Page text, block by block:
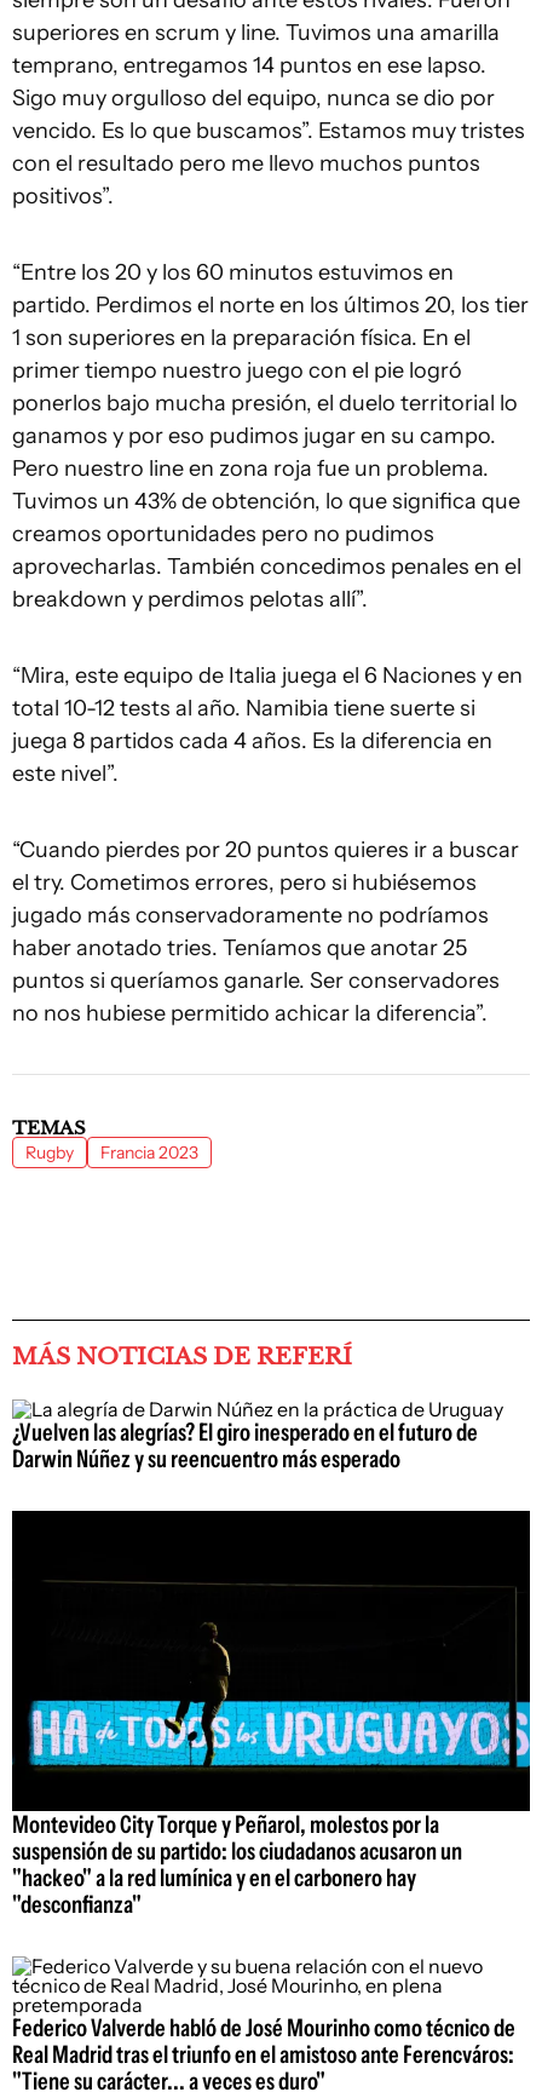
superiores en scrum y line. Tuvimos una amarilla
temprano, entregamos 14 puntos en ese lapso.
Sigo muy orgulloso del equipo, nunca se dio por
vencido. Es lo que buscamos”. Estamos muy tristes
con el resultado pero me llevo muchos puntos
positivos”.
“Entre los 20 y los 60 minutos estuvimos en
partido. Perdimos el norte en los últimos 20, los tier
1 son superiores en la preparación física. En el
primer tiempo nuestro juego con el pie logró
ponerlos bajo mucha presión, el duelo territorial lo
ganamos y por eso pudimos jugar en su campo.
Pero nuestro line en zona roja fue un problema.
Tuvimos un 43% de obtención, lo que significa que
creamos oportunidades pero no pudimos
aprovecharlas. También concedimos penales en el
breakdown y perdimos pelotas allí”.
“Mira, este equipo de Italia juega el 6 Naciones y en
total 10-12 tests al año. Namibia tiene suerte si
juega 8 partidos cada 4 años. Es la diferencia en
este nivel”.
“Cuando pierdes por 20 puntos quieres ir a buscar
el try. Cometimos errores, pero si hubiésemos
jugado más conservadoramente no podríamos
haber anotado tries. Teníamos que anotar 25
puntos si queríamos ganarle. Ser conservadores
no nos hubiese permitido achicar la diferencia”.
TEMAS
Rugby Francia 2023
MÁS NOTICIAS DE REFERÍ
¿Vuelven las alegrías? El giro inesperado en el futuro de
Darwin Núñez y su reencuentro más esperado
Montevideo City Torque y Peñarol, molestos por la
suspensión de su partido: los ciudadanos acusaron un
"hackeo" a la red lumínica y en el carbonero hay
"desconfianza"
Federico Valverde habló de José Mourinho como técnico de
Real Madrid tras el triunfo en el amistoso ante Ferencváros:
"Tiene su carácter... a veces es duro"